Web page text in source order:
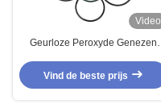
Video
Geurloze Peroxyde Genezen
voor het Systeem van de
Brandstofslang
Vind de beste prijs